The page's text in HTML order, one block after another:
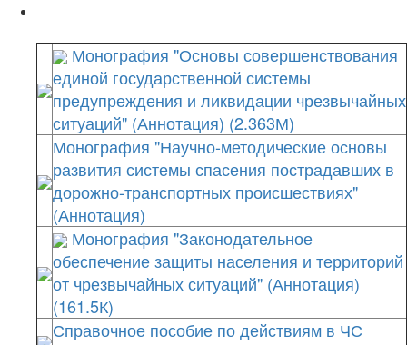
Монография "Основы совершенствования
единой государственной системы
предупреждения и ликвидации чрезвычайных
ситуаций" (Аннотация) (2.363М)
Монография "Научно-методические основы
развития системы спасения пострадавших в
дорожно-транспортных происшествиях"
(Аннотация)
Монография "Законодательное
обеспечение защиты населения и территорий
от чрезвычайных ситуаций" (Аннотация)
(161.5К)
Справочное пособие по действиям в ЧС